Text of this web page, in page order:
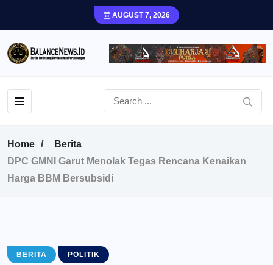
AUGUST 7, 2026
Home
Berita
DPC GMNI Garut Menolak Tegas Rencana Kenaikan
Harga BBM Bersubsidi
BERITA POLITIK